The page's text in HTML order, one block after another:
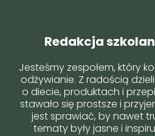
Redakcja
Jesteśmy zespołem, który
odżywianie. Z radością
o diecie, produktach i
stawało się prostsze i
jest sprawiać, by nawet
tematy były jasne i